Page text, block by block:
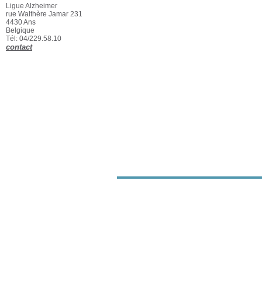
Ligue Alzheimer
rue Walthère Jamar 231
4430 Ans
Belgique
Tél: 04/229.58.10
contact